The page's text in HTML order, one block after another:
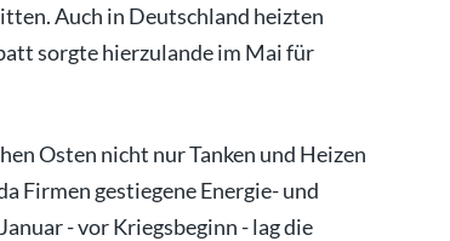
Auch in Deutschland heizten
sorgte hierzulande im Mai für
Osten nicht nur Tanken und Heizen
Firmen gestiegene Energie- und
- vor Kriegsbeginn - lag die